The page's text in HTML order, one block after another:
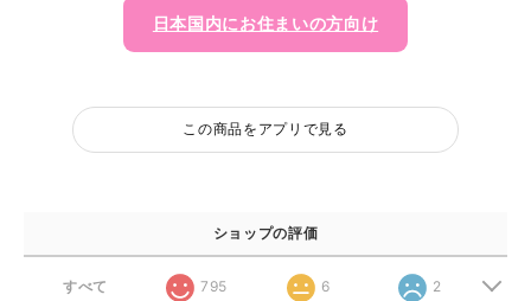
日本国内にお住まいの方向け
この商品をアプリで見る
ショップの評価
すべて 795 6 2